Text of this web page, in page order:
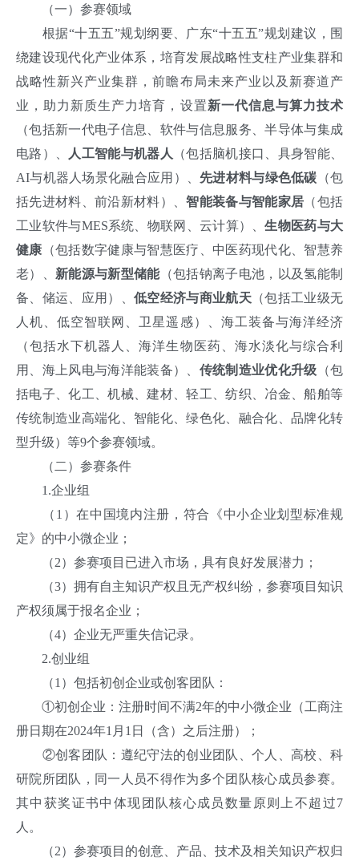
（一）参赛领域
根据“十五五”规划纲要、广东“十五五”规划建议，围
绕建设现代化产业体系，培育发展战略性支柱产业集群和
战略性新兴产业集群，前瞻布局未来产业以及新赛道产
业，助力新质生产力培育，设置新一代信息与算力技术
（包括新一代电子信息、软件与信息服务、半导体与集成
电路）、
人工智能与机器人
（包括脑机接口、具身智能、
AI与机器人场景化融合应用）、 先进材料与绿色低碳 （包
括先进材料、前沿新材料）、智能装备与智能家居 （包括
工业软件与MES系统、物联网、云计算）、生物医药与大
健康 （包括数字健康与智慧医疗、中医药现代化、智慧养
老）、 新能源与新型储能（包括钠离子电池，以及氢能制
备、储运、应用）、 低空经济与商业航天 （包括工业级无
人机、低空智联网、卫星遥感）、海工装备与海洋经济
（包括水下机器人、海洋生物医药、海水淡化与综合利
用、海上风电与海洋能装备）、 传统制造业优化升级 （包
括电子、化工、机械、建材、轻工、纺织、冶金、船舶等
传统制造业高端化、智能化、绿色化、融合化、品牌化转
型升级）等9个参赛领域。
（二）参赛条件
1.企业组
（1）在中国境内注册，符合《中小企业划型标准规
定》的中小微企业；
（2）参赛项目已进入市场，具有良好发展潜力；
（3）拥有自主知识产权且无产权纠纷，参赛项目知识
产权须属于报名企业；
（4）企业无严重失信记录。
2.创业组
（1）包括初创企业或创客团队：
①初创企业：注册时间不满2年的中小微企业（工商注
册日期在2024年1月1日（含）之后注册）；
②创客团队：遵纪守法的创业团队、个人、高校、科
研院所团队，同一人员不得作为多个团队核心成员参赛。
其中获奖证书中体现团队核心成员数量原则上不超过7
人。
（2）参赛项目的创意、产品、技术及相关知识产权归